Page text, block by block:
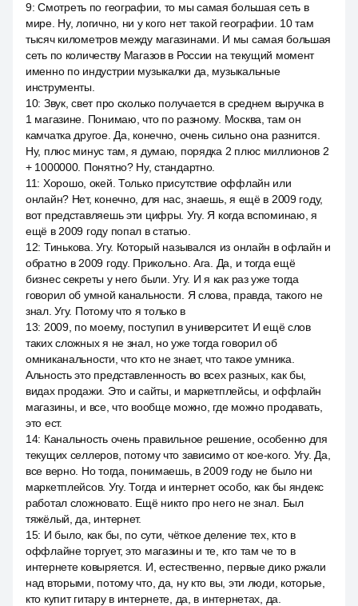
9:Смотреть по географии, то мы самая большая сеть в
мире. Ну, логично, ни у кого нет такой географии. 10 там
тысяч километров между магазинами. И мы самая большая
сеть по количеству Магазов в России на текущий момент
именно по индустрии музыкалки да, музыкальные
инструменты.
10: Звук, свет про сколько получается в среднем выручка в
1 магазине. Понимаю, что по разному. Москва, там он
камчатка другое. Да, конечно, очень сильно она разнится.
Ну, плюс минус там, я думаю, порядка 2 плюс миллионов 2
+ 1000000. Понятно? Ну, стандартно.
11: Хорошо, окей. Только присутствие оффлайн или
онлайн? Нет, конечно, для нас, знаешь, я ещё в 2009 году,
вот представляешь эти цифры. Угу. Я когда вспоминаю, я
ещё в 2009 году попал в статью.
12: Тинькова. Угу. Который назывался из онлайн в офлайн и
обратно в 2009 году. Прикольно. Ага. Да, и тогда ещё
бизнес секреты у него были. Угу. И я как раз уже тогда
говорил об умной канальности. Я слова, правда, такого не
знал. Угу. Потому что я только в
13: 2009, по моему, поступил в университет. И ещё слов
таких сложных я не знал, но уже тогда говорил об
омниканальности, что кто не знает, что такое умника.
Альность это представленность во всех разных, как бы,
видах продажи. Это и сайты, и маркетплейсы, и оффлайн
магазины, и все, что вообще можно, где можно продавать,
это ест.
14: Канальность очень правильное решение, особенно для
текущих селлеров, потому что зависимо от кое-кого. Угу. Да,
все верно. Но тогда, понимаешь, в 2009 году не было ни
маркетплейсов. Угу. Тогда и интернет особо, как бы яндекс
работал сложновато. Ещё никто про него не знал. Был
тяжёлый, да, интернет.
15: И было, как бы, по сути, чёткое деление тех, кто в
оффлайне торгует, это магазины и те, кто там че то в
интернете ковыряется. И, естественно, первые дико ржали
над вторыми, потому что, да, ну кто вы, эти люди, которые,
кто купит гитару в интернете, да, в интернетах, да.